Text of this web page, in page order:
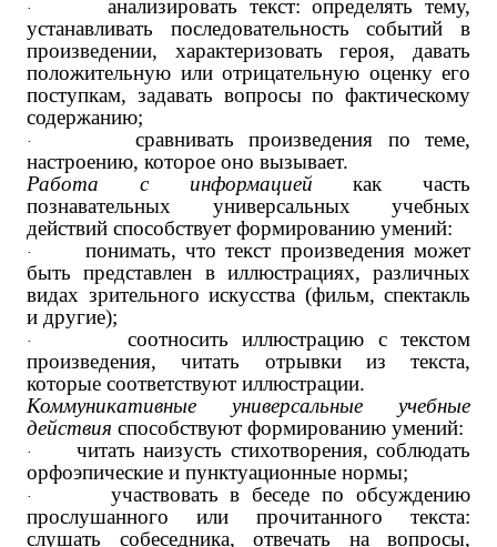
·
анализировать текст: определять тему,
устанавливать последовательность событий в
произведении, характеризовать героя, давать
положительную или отрицательную оценку его
поступкам, задавать вопросы по фактическому
содержанию;
·
сравнивать произведения по теме,
настроению, которое оно вызывает.
Работа с информациейкак часть
познавательных универсальных учебных
действий способствует формированию умений:
·
понимать, что текст произведения может
быть представлен в иллюстрациях, различных
видах зрительного искусства (фильм, спектакль
и другие);
·
соотносить иллюстрацию с текстом
произведения, читать отрывки из текста,
которые соответствуют иллюстрации.
Коммуникативные универсальные учебные
действия способствуют формированию умений:
·
читать наизусть стихотворения, соблюдать
орфоэпические и пунктуационные нормы;
·
участвовать в беседе по обсуждению
прослушанного или прочитанного текста:
слушать собеседника, отвечать на вопросы,